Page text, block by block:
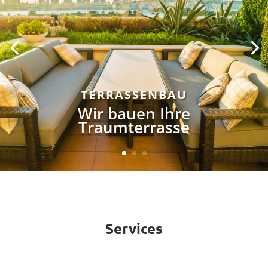
TERRASSENBAU
Wir bauen Ihre
Traumterrasse
Services